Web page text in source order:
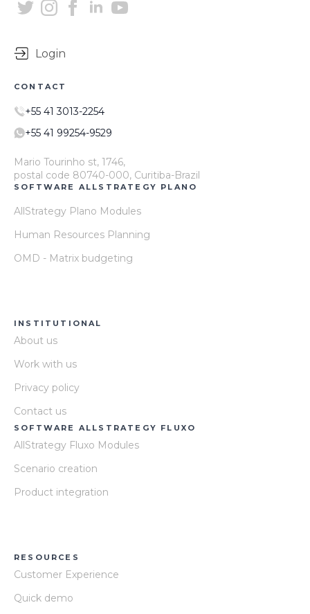
Login
CONTACT
+55 41 3013-2254
+55 41 99254-9529
Mario Tourinho st, 1746,
postal code 80740-000, Curitiba-Brazil
SOFTWARE ALLSTRATEGY PLANO
AllStrategy Plano Modules
Human Resources Planning
OMD - Matrix budgeting
INSTITUTIONAL
About us
Work with us
Privacy policy
Contact us
SOFTWARE ALLSTRATEGY FLUXO
AllStrategy Fluxo Modules
Scenario creation
Product integration
RESOURCES
Customer Experience
Quick demo